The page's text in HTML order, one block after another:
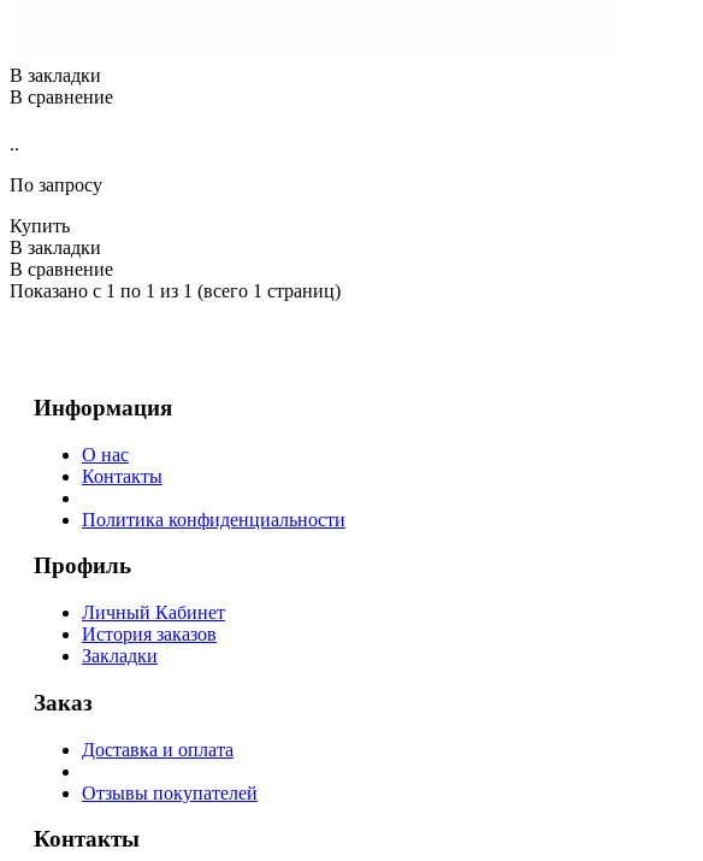
В закладки
В сравнение
..
По запросу
Купить
В закладки
В сравнение
Показано с 1 по 1 из 1 (всего 1 страниц)
Информация
О нас
Контакты
Политика конфиденциальности
Профиль
Личный Кабинет
История заказов
Закладки
Заказ
Доставка и оплата
Отзывы покупателей
Контакты